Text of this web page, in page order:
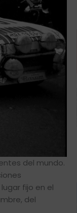
del mundo.
fijo en el
del